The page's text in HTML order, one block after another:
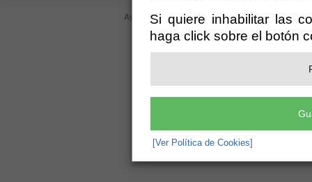
Si quiere inhabilitar las
haga click sobre el botón
[Ver Política de Cookies]
Ayuntamiento de Bayárcal (CIF: P-0402000-D)-